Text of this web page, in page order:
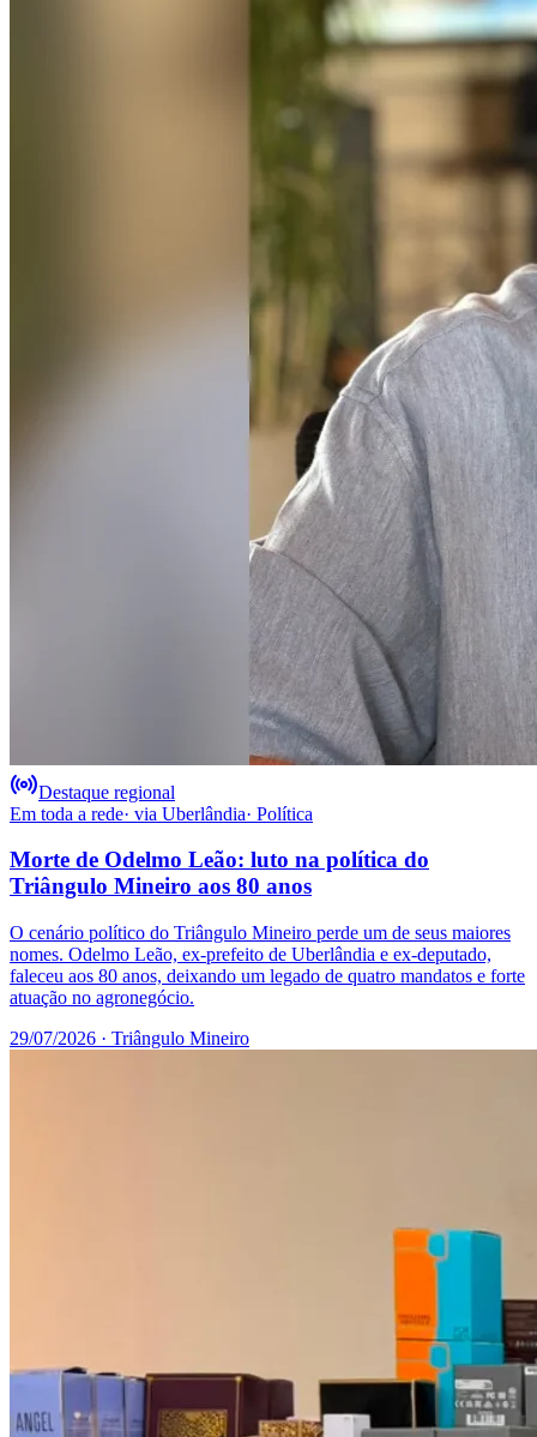
Destaque regional
Em toda a rede· via Uberlândia· Política
Morte de Odelmo Leão: luto na política do
Triângulo Mineiro aos 80 anos
O cenário político do Triângulo Mineiro perde um de seus maiores
nomes. Odelmo Leão, ex-prefeito de Uberlândia e ex-deputado,
faleceu aos 80 anos, deixando um legado de quatro mandatos e forte
atuação no agronegócio.
29/07/2026 · Triângulo Mineiro